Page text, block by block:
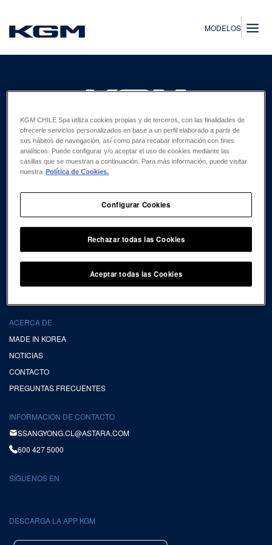
SsangYongMODELOS
EXPLORA
FLOTAS
CONCESIONARIOS
ACCESORIOS
AGENDAR MANTENCIÓN
CAMPAÑAS DE PREVENCIÓN
ACERCA DE
MADE IN KOREA
NOTICIAS
CONTACTO
PREGUNTAS FRECUENTES
INFORMACION DE CONTACTO
SSANGYONG.CL@ASTARA.COM
600 427 5000
SÍGUENOS EN
DESCARGA LA APP KGM
KGM CHILE Spa utiliza cookies propias y de terceros, con las finalidades de
ofrecerle servicios personalizados en base a un perfil elaborado a partir de
sus hábitos de navegación, así como para recabar información con fines
analíticos. Puede configurar y/o aceptar el uso de cookies mediante las
casillas que se muestran a continuación. Para más información, puede visitar
nuestra Política de Cookies.
Configurar Cookies
Rechazar todas las Cookies
Aceptar todas las Cookies